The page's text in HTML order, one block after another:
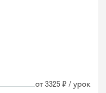
от 3325 ₽ / урок